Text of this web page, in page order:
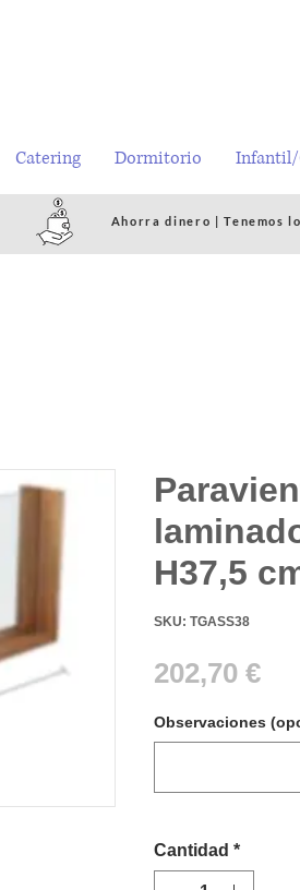
Catering Dormitorio Infantil/
Ahorra dinero | Tenemos
H37,5
SKU: TGASS38
202,70 €
Observaciones
Cantidad *